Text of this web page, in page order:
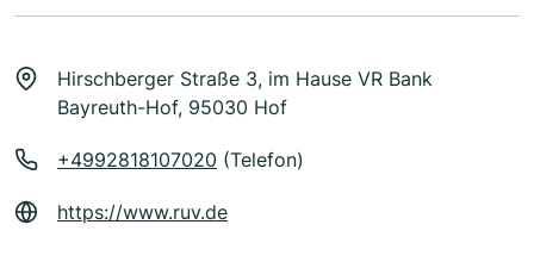
Hirschberger Straße 3, im Hause VR Bank
Bayreuth-Hof, 95030 Hof
+4992818107020 (Telefon)
https://www.ruv.de